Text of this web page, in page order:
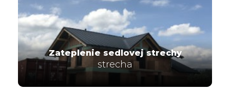
Zateplenie sedlovej strechy
strecha